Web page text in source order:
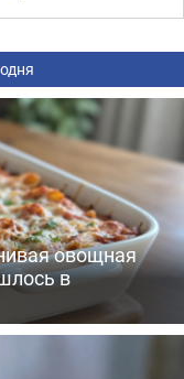
овощная
в